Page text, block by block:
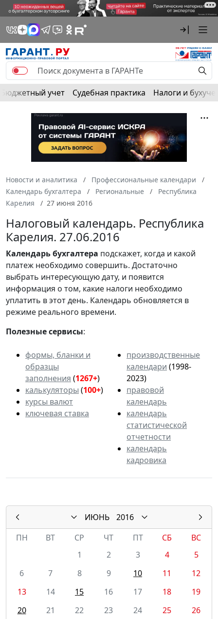
Бюджетный учет Судебная практика Налоги и
Новости и аналитика
Профессиональные календари
Календарь бухгалтера
Региональные
Республика
Карелия
27 июня 2016
Налоговый календарь. Республика
Карелия. 27.06.2016
Календарьбухгалтера подскажет, когда и какой
платеж необходимо совершить. Достаточно
выбрать интересующую дату, и появится
информация о том, какие налоги необходимо
уплатить в этот день. Календарь обновляется в
режиме реального времени.
Полезные сервисы:
формы, бланки и
образцы
заполнения (1267+)
калькуляторы (100+)
курсы валют
ключевая ставка
производственные
календари (1998-
2023)
правовой
календарь
календарь
статистической
отчетности
календарь
кадровика
ИЮНЬ
2016
ПН
ВТ СР ЧТ ПТ СБ
ВС
1
2 3 4
5
6
7 8 9 10 11
12
13
14 15 16 17 18
19
20
21 22 23 24 25
26